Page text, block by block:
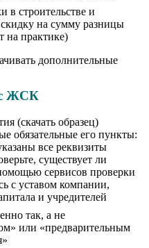
в строительстве и
на сумму разницы
на практике)
дополнительные
с ЖСК
(скачать образец)
обязательные его пункты:
все реквизиты
существует ли
сервисов проверки
с уставом компании,
и учредителей
так, а не
или «предварительным